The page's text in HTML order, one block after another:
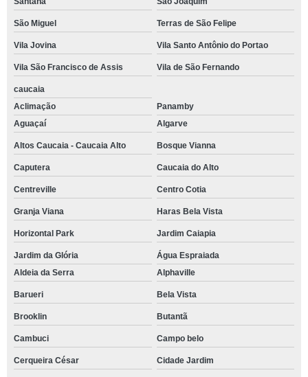
São Miguel Terras de São Felipe
Vila Jovina Vila Santo Antônio do Portao
Vila São Francisco de Assis Vila de São Fernando
caucaia
Aclimação
Panamby
Aguaçaí
Algarve
Altos Caucaia - Caucaia Alto Bosque Vianna
Caputera Caucaia do Alto
Centreville Centro Cotia
Granja Viana Haras Bela Vista
Horizontal Park Jardim Caiapia
Jardim da Glória
Água Espraiada
Aldeia da Serra
Alphaville
Barueri Bela Vista
Brooklin Butantã
Cambuci Campo belo
Cerqueira César Cidade Jardim